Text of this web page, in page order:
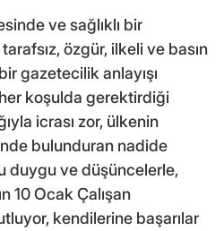
ve sağlıklı bir
özgür, ilkeli ve basın
gazetecilik anlayışı
koşulda gerektirdiği
icrası zor, ülkenin
bulunduran nadide
duygu ve düşüncelerle,
10 Ocak Çalışan
kendilerine başarılar